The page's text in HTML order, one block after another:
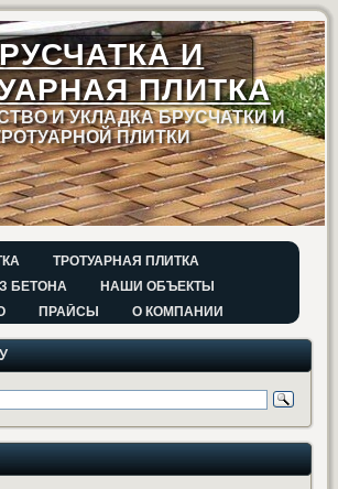
И
ПЛИТКА
И УКЛАДКА БРУСЧАТКИ И
ПЛИТКИ
ТРОТУАРНАЯ ПЛИТКА
БЕТОНА
НАШИ ОБЪЕКТЫ
ПРАЙСЫ О КОМПАНИИ